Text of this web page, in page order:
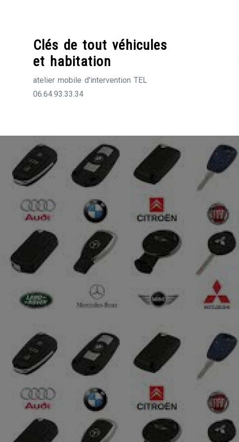
Clés de tout véhicules
et habitation
atelier mobile d'intervention TEL
06.64.93.33.34